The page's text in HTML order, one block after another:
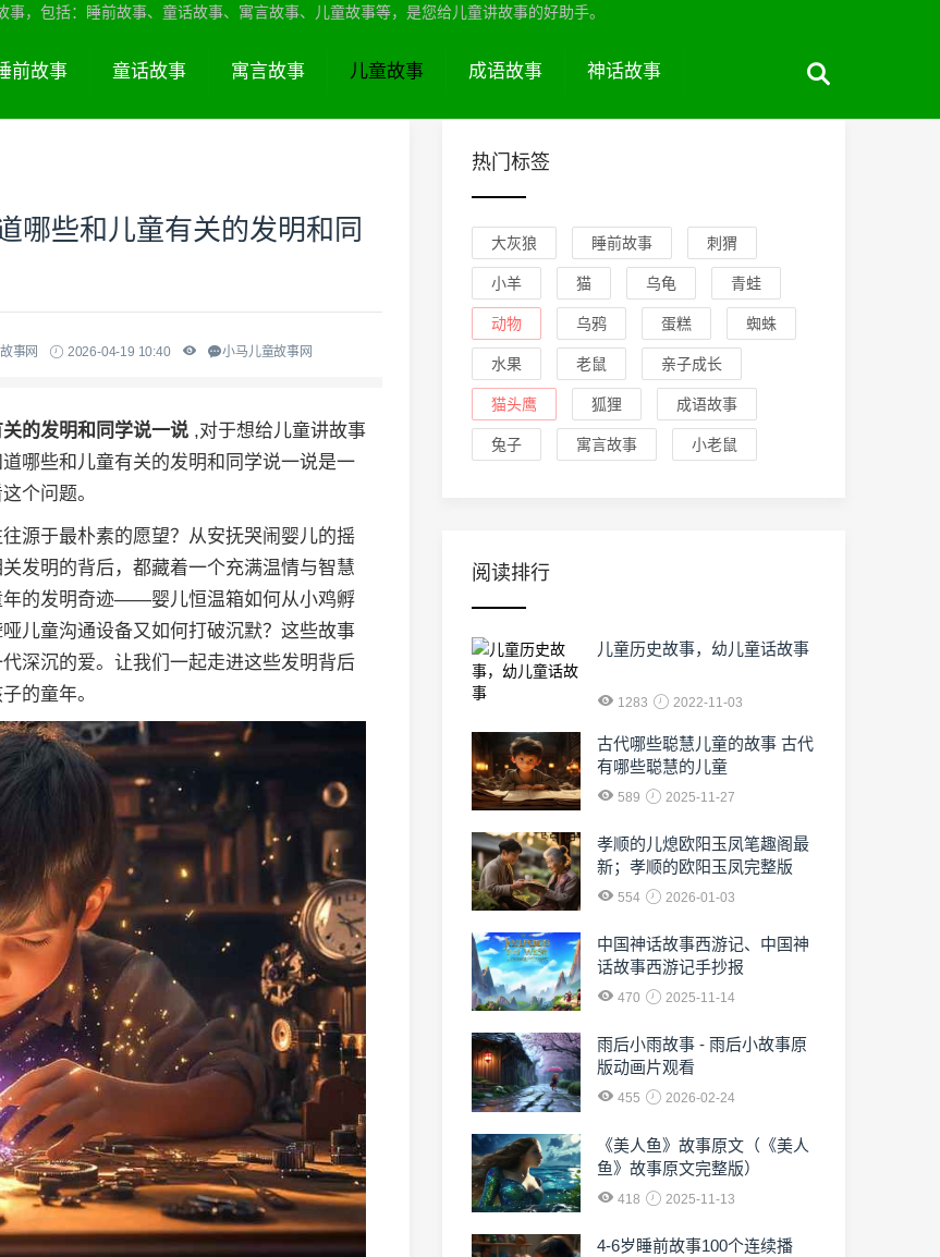
事，包括：睡前故事、童话故事、寓言故事、儿童故事等，是您给儿童讲故事的好助手。
前故事 童话故事 寓言故事 儿童故事 成语故事 神话故事
哪些和儿童有关的发明和同
事网 2026-04-19 10:40 小马儿童故事网
的发明和同学说一说 ,对于想给儿童讲故事
哪些和儿童有关的发明和同学说一说是一
个问题。
源于最朴素的愿望？从安抚哭闹婴儿的摇
发明的背后，都藏着一个充满温情与智慧
年的发明奇迹——婴儿恒温箱如何从小鸡孵
儿童沟通设备又如何打破沉默？这些故事
深沉的爱。让我们一起走进这些发明背后
的童年。
热门标签
大灰狼 睡前故事 刺猬
小羊 猫 乌龟 青蛙
动物 乌鸦 蛋糕 蜘蛛
水果 老鼠 亲子成长
猫头鹰 狐狸 成语故事
兔子 寓言故事 小老鼠
阅读排行
儿童历史故事，幼儿童话故事
1283 2022-11-03
古代哪些聪慧儿童的故事 古代
有哪些聪慧的儿童
589 2025-11-27
孝顺的儿熄欧阳玉凤笔趣阁最
新；孝顺的欧阳玉凤完整版
554 2026-01-03
中国神话故事西游记、中国神
话故事西游记手抄报
470 2025-11-14
雨后小雨故事 - 雨后小故事原
版动画片观看
455 2026-02-24
《美人鱼》故事原文（《美人
鱼》故事原文完整版）
418 2025-11-13
4-6岁睡前故事100个连续播